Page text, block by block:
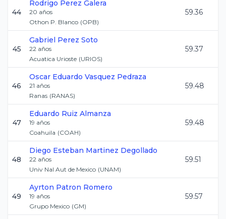
44
Rodrigo Perez Galera
20 años
Othon P. Blanco (OPB)
59.36
45
Gabriel Perez Soto
22 años
Acuatica Urioste (URIOS)
59.37
46
Oscar Eduardo Vasquez Pedraza
21 años
Ranas (RANAS)
59.48
47
Eduardo Ruiz Almanza
19 años
Coahuila (COAH)
59.48
48
Diego Esteban Martinez Degollado
22 años
Univ Nal Aut de Mexico (UNAM)
59.51
49
Ayrton Patron Romero
19 años
Grupo Mexico (GM)
59.57